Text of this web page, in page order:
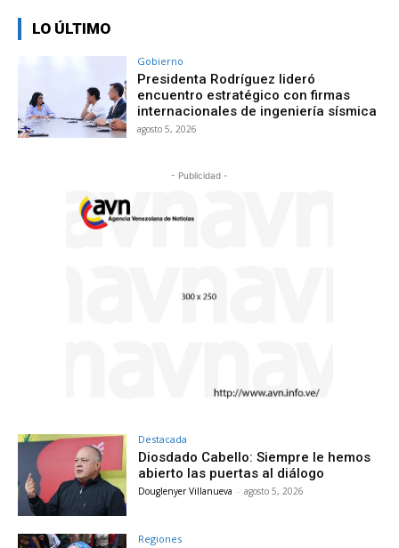
LO ÚLTIMO
Gobierno
Presidenta Rodríguez lideró
encuentro estratégico con firmas
internacionales de ingeniería sísmica
agosto 5, 2026
- Publicidad -
Destacada
Diosdado Cabello: Siempre le hemos
abierto las puertas al diálogo
Douglenyer Villanueva - agosto 5, 2026
Regiones